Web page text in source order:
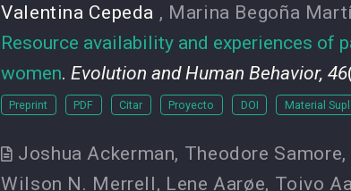
Valentina Cepeda , Marina Begoña
Resource availability and experiences of
women. Evolution and Human Behavior, 46
Preprint PDF Citar Proyecto DOI Material
Joshua Ackerman, Theodore Samore,
Wilson N. Merrell, Lene Aarøe, Toivo